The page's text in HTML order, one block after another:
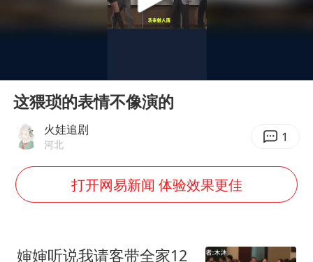
我国编制完成新版全月地质图
消费新图景｜多举措提升消费体验 释放夏日经济活力
泰国一女公务员妆容引争议 本人回应
Play
这猥琐的表情不像演的
火娃追剧
河北 1
打开网易新闻 体验效果更佳
婶婶听说我请客带全家12